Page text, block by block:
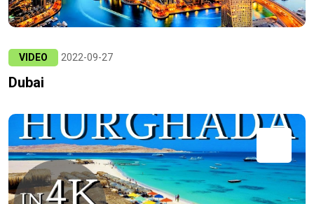
VIDEO 2022-09-27
Dubai